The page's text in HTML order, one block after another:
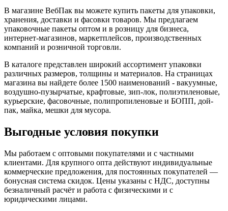
В магазине ВебПак вы можете купить пакеты для упаковки,
хранения, доставки и фасовки товаров. Мы предлагаем
упаковочные пакеты оптом и в розницу для бизнеса,
интернет-магазинов, маркетплейсов, производственных
компаний и розничной торговли.
В каталоге представлен широкий ассортимент упаковки
различных размеров, толщины и материалов. На страницах
магазина вы найдете более 1500 наименований - вакуумные,
воздушно-пузырчатые, крафтовые, зип-лок, полиэтиленовые,
курьерские, фасовочные, полипропиленовые и БОПП, дой-
пак, майка, мешки для мусора.
Выгодные условия покупки
Мы работаем с оптовыми покупателями и с частными
клиентами. Для крупного опта действуют индивидуальные
коммерческие предложения, для постоянных покупателей —
бонусная система скидок. Цены указаны с НДС, доступны
безналичный расчёт и работа с физическими и с
юридическими лицами.